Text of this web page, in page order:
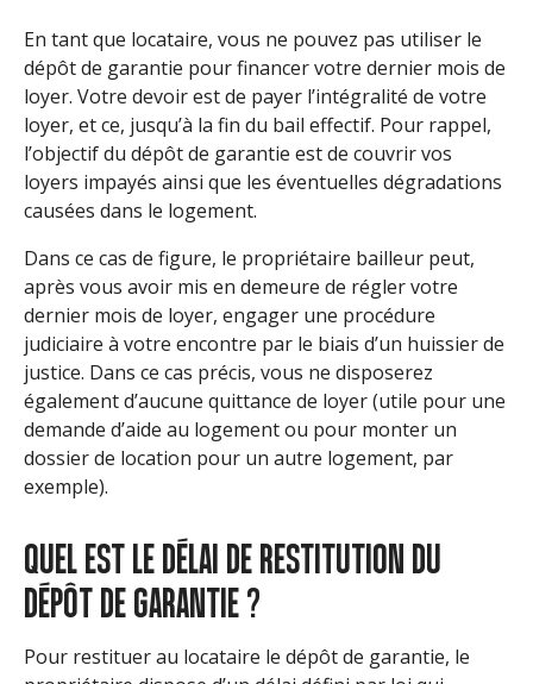
En tant que locataire, vous ne pouvez pas utiliser le
dépôt de garantie pour financer votre dernier mois de
loyer. Votre devoir est de payer l’intégralité de votre
loyer, et ce, jusqu’à la fin du bail effectif. Pour rappel,
l’objectif du dépôt de garantie est de couvrir vos
loyers impayés ainsi que les éventuelles dégradations
causées dans le logement.
Dans ce cas de figure, le propriétaire bailleur peut,
après vous avoir mis en demeure de régler votre
dernier mois de loyer, engager une procédure
judiciaire à votre encontre par le biais d’un huissier de
justice. Dans ce cas précis, vous ne disposerez
également d’aucune quittance de loyer (utile pour une
demande d’aide au logement ou pour monter un
dossier de location pour un autre logement, par
exemple).
QUEL EST LE DÉLAI DE RESTITUTION DU
DÉPÔT DE GARANTIE ?
Pour restituer au locataire le dépôt de garantie, le